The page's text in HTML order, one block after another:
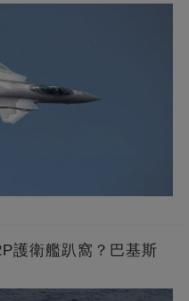
護衛艦趴窩？巴基斯